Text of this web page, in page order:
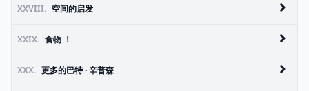
XXVIII. 空间的启发
XXIX. 食物 ！
XXX. 更多的巴特 · 辛普森